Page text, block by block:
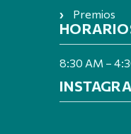
Premios
8:30 AM –